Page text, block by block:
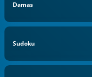
Damas
Sudoku